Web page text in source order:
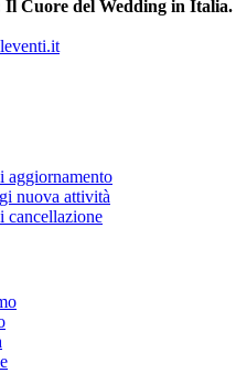
Cuore del Wedding in Italia.
aggiornamento
nuova attività
cancellazione